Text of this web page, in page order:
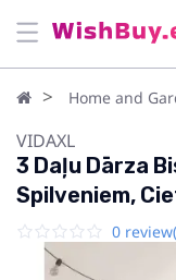
Home and
VIDAXL
3 Daļu Dārza
Spilveniem,
0